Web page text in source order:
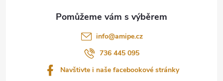
info@amipe.cz
736 445 095
Navštivte i naše facebookové stránky